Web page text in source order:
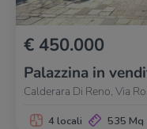
€ 450.000
Palazzina in
Calderara Di Reno, Via
4 locali 535 Mq